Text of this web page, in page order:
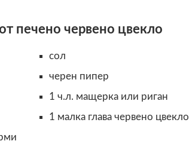
печено червено цвекло
сол
черен пипер
1 ч.л. мащерка или риган
1 малка глава червено цвекло